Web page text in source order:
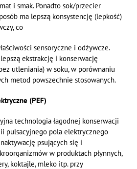
i smak. Ponadto sok/przecier
ma lepszą konsystencję (lepkość)
co
sensoryczne i odżywcze.
ekstrakcję i konserwację
utleniania) w soku, w porównaniu
metod powszechnie stosowanych.
(PEF)
technologia łagodnej konserwacji
pulsacyjnego pola elektrycznego
psujących się i
w produktach płynnych,
koktajle, mleko itp. przy